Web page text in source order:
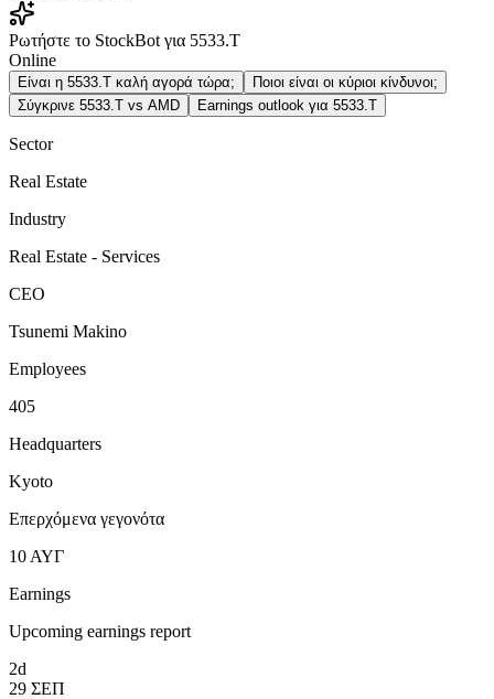
Ρωτήστε το StockBot για 5533.T
Online
Είναι η 5533.T καλή αγορά τώρα;
Ποιοι είναι οι κύριοι κίνδυνοι;
Σύγκρινε 5533.T vs AMD
Earnings outlook για 5533.T
Sector
Real Estate
Industry
Real Estate - Services
CEO
Tsunemi Makino
Employees
405
Headquarters
Kyoto
Επερχόμενα γεγονότα
10 ΑΥΓ
Earnings
Upcoming earnings report
2d
29 ΣΕΠ